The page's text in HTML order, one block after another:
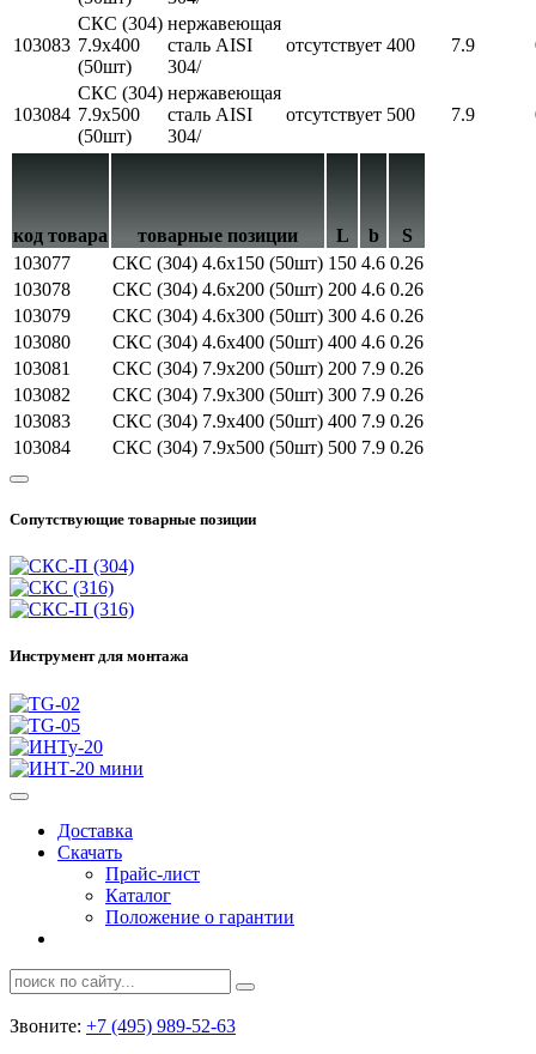
103083
СКС (304)
7.9x400
(50шт)
нержавеющая
сталь AISI
304/
отсутствует 400 7.9
103084
СКС (304)
7.9x500
(50шт)
нержавеющая
сталь AISI
304/
отсутствует 500 7.9
код товара товарные позиции L b
S
103077
СКС (304) 4.6x150 (50шт) 150 4.6 0.26
103078
СКС (304) 4.6x200 (50шт) 200 4.6 0.26
103079
СКС (304) 4.6x300 (50шт) 300 4.6 0.26
103080
СКС (304) 4.6x400 (50шт) 400 4.6 0.26
103081
СКС (304) 7.9x200 (50шт) 200 7.9 0.26
103082
СКС (304) 7.9x300 (50шт) 300 7.9 0.26
103083
СКС (304) 7.9x400 (50шт) 400 7.9 0.26
103084
СКС (304) 7.9x500 (50шт) 500 7.9 0.26
Сопутствующие товарные позиции
Инструмент для монтажа
Доставка
Скачать
Прайс-лист
Каталог
Положение о гарантии
Звоните: +7 (495) 989-52-63